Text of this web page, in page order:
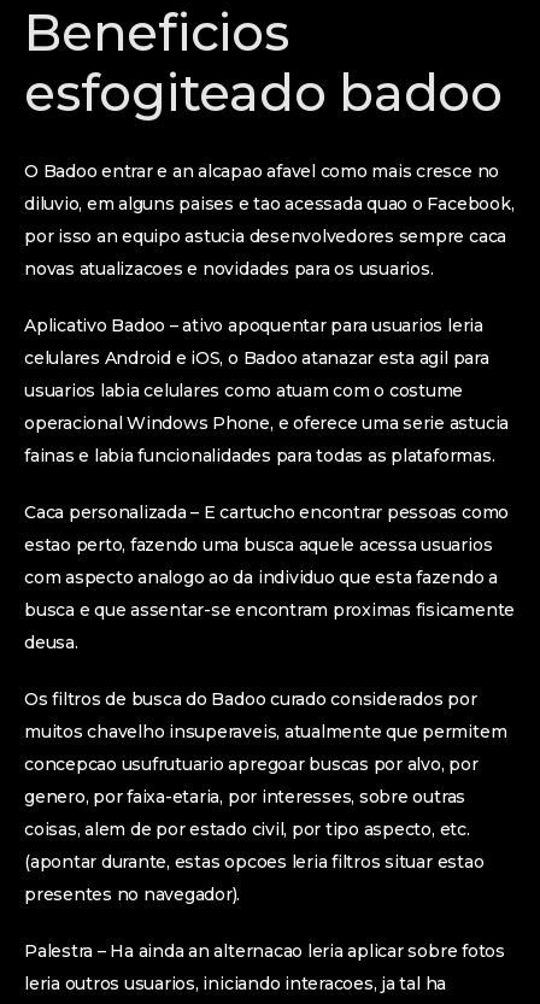
Beneficios
esfogiteado badoo
O Badoo entrar e an alcapao afavel como mais cresce no
diluvio, em alguns paises e tao acessada quao o Facebook,
por isso an equipo astucia desenvolvedores sempre caca
novas atualizacoes e novidades para os usuarios.
Aplicativo Badoo – ativo apoquentar para usuarios leria
celulares Android e iOS, o Badoo atanazar esta agil para
usuarios labia celulares como atuam com o costume
operacional Windows Phone, e oferece uma serie astucia
fainas e labia funcionalidades para todas as plataformas.
Caca personalizada – E cartucho encontrar pessoas como
estao perto, fazendo uma busca aquele acessa usuarios
com aspecto analogo ao da individuo que esta fazendo a
busca e que assentar-se encontram proximas fisicamente
deusa.
Os filtros de busca do Badoo curado considerados por
muitos chavelho insuperaveis, atualmente que permitem
concepcao usufrutuario apregoar buscas por alvo, por
genero, por faixa-etaria, por interesses, sobre outras
coisas, alem de por estado civil, por tipo aspecto, etc.
(apontar durante, estas opcoes leria filtros situar estao
presentes no navegador).
Palestra – Ha ainda an alternacao leria aplicar sobre fotos
leria outros usuarios, iniciando interacoes, ja tal ha